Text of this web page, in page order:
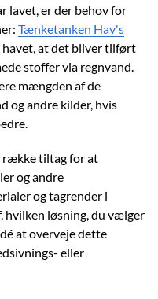
lavet, er der behov for
Tænketanken Hav's
havet, at det bliver tilført
stoffer via regnvand.
mængden af de
og andre kilder, hvis
række tiltag for at
og andre
og tagrender i
hvilken løsning, du vælger
at overveje dette
eller